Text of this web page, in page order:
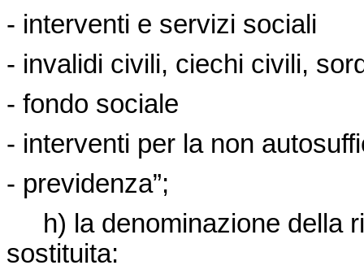
- interventi e servizi sociali
- invalidi civili, ciechi civili,
- fondo sociale
- interventi per la non
- previdenza”;
h) la denominazione della
sostituita: